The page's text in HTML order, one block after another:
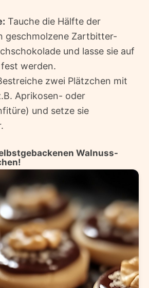
Tauche die Hälfte der
geschmolzene Zartbitter-
und lasse sie auf
werden.
zwei Plätzchen mit
Aprikosen- oder
und setze sie
Walnuss-